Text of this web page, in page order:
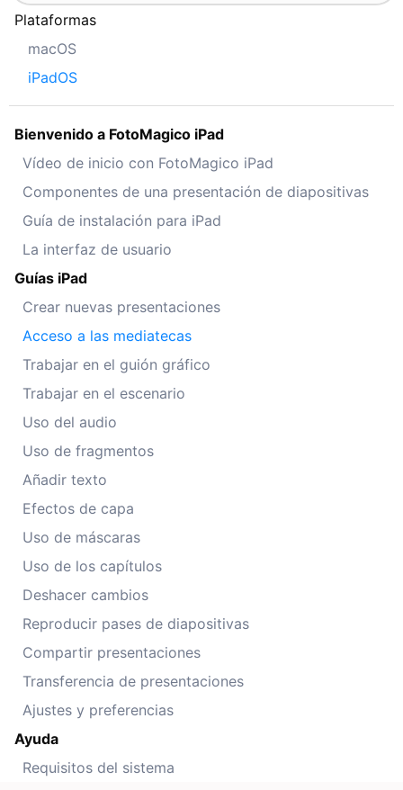
Plataformas
macOS
iPadOS
Bienvenido a FotoMagico iPad
Vídeo de inicio con FotoMagico iPad
Componentes de una presentación de diapositivas
Guía de instalación para iPad
La interfaz de usuario
Guías iPad
Crear nuevas presentaciones
Acceso a las mediatecas
Trabajar en el guión gráfico
Trabajar en el escenario
Uso del audio
Uso de fragmentos
Añadir texto
Efectos de capa
Uso de máscaras
Uso de los capítulos
Deshacer cambios
Reproducir pases de diapositivas
Compartir presentaciones
Transferencia de presentaciones
Ajustes y preferencias
Ayuda
Requisitos del sistema